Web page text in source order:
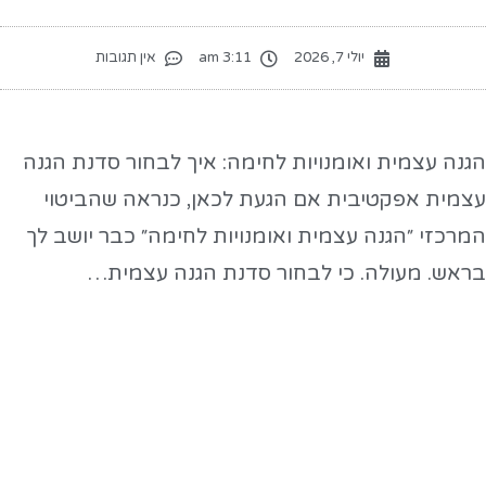
יולי 7, 2026 3:11 am אין תגובות
עצמית ואומנויות לחימה: איך לבחור סדנת הגנה
אפקטיבית אם הגעת לכאן, כנראה שהביטוי
״הגנה עצמית ואומנויות לחימה״ כבר יושב לך
מעולה. כי לבחור סדנת הגנה עצמית…